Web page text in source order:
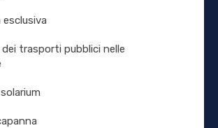
trasporti pubblici nelle